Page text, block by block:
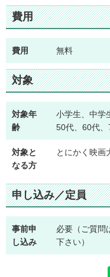
費用
費用 無料
対象
対象年
齢
小学生、中学
50代、60代
対象と
なる方
とにかく映画
申し込み／定員
事前申
し込み
必要（ご質問
下さい）